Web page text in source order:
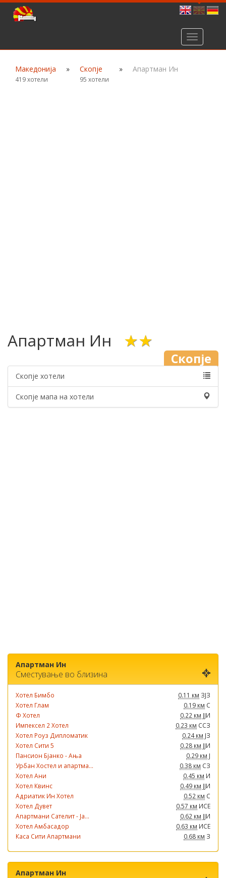
Toggle
navigation
Македонија
419 хотели
» Скопје
95 хотели
» Апартман Ин
Апартман Ин ★★
Скопје
Скопје хотели
Скопје мапа на хотели
Апартман Ин
Сместување во близина
Хотел Бимбо 0.11 км ЗЈЗ
Хотел Глам
0.19 км С
Ф Хотел
0.22 км ЈЈИ
Импексел 2 Хотел
0.23 км ССЗ
Хотел Роуз Дипломатик
0.24 км ЈЗ
Хотел Сити 5
0.28 км ЈЈИ
Пансион Бјанко - Ања
0.29 км Ј
Урбан Хостел и апартма...
0.38 км СЗ
Хотел Ани
0.45 км И
Хотел Квинс
0.49 км ЈЈИ
Адриатик Ин Хотел
0.52 км С
Хотел Дувет
0.57 км ИСЕ
Апартмани Сателит - Ја...
0.62 км ЈЈИ
Хотел Амбасадор
0.63 км ИСЕ
Каса Сити Апартмани
0.68 км З
Апартман Ин